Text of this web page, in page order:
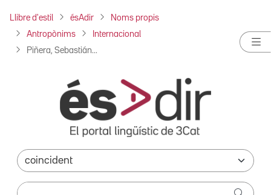
Llibre d'estil ésAdir Noms propis
Antropònims Internacional
Piñera, Sebastián...